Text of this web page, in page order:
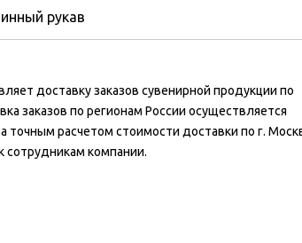
рукав
доставку заказов сувенирной продукции по
заказов по регионам России осуществляется
точным расчетом стоимости доставки по г.
сотрудникам компании.